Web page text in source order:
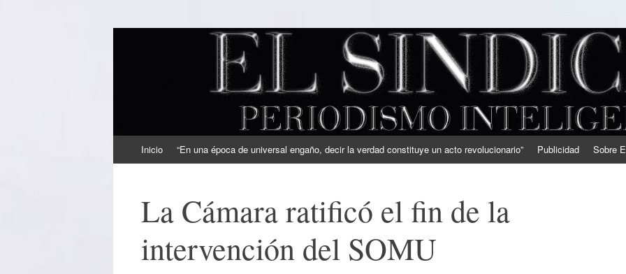
EL SINDICAL
Periodismo Inteligente
al
Inicio “En una época de universal engaño, decir la verdad constituye un acto revolucionario” Publicidad Sobre
La Cámara ratificó el fin de la
intervención del SOMU